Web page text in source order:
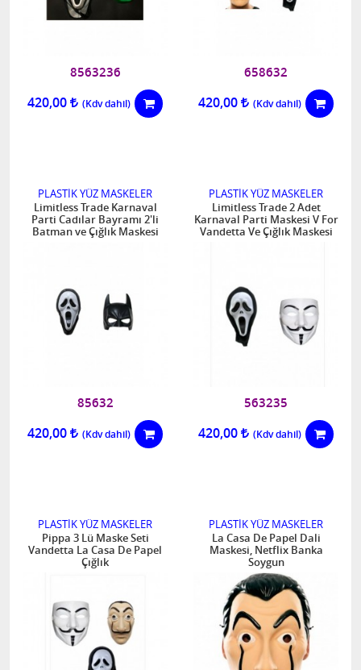
8563236
420,00
658632
420,00
PLASTİK YÜZ MASKELER
Limitless Trade Karnaval
Parti Cadılar Bayramı 2'li
Batman ve Çığlık Maskesi
85632
420,00
PLASTİK YÜZ MASKELER
Limitless Trade 2 Adet
Karnaval Parti Maskesi V For
Vandetta Ve Çığlık Maskesi
563235
420,00
PLASTİK YÜZ MASKELER
Pippa 3 Lü Maske Seti
Vandetta La Casa De Papel
Çığlık
PLASTİK YÜZ MASKELER
La Casa De Papel Dali
Maskesi, Netflix Banka
Soygun